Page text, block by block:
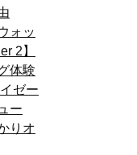
ォッ
2】
体験
ゼー
ー
りオ